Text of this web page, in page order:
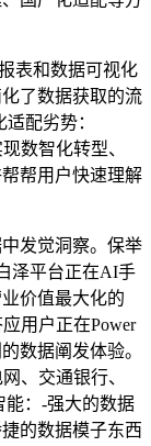
表和数据可视化
了数据获取的流
配劣势：
数智化转型、
帮用户快速理解
发觉洞察。保举
泽平台正在AI手
价值最大化的
用户正在Power
数据阐发体验。
、交通银行、
能：-强大的数据
的数据模子东西